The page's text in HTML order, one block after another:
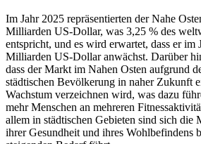
Im Jahr 2025 repräsentierten der Nahe
Milliarden US-Dollar, was 3,25 % des
entspricht, und es wird erwartet, dass er im
Milliarden US-Dollar anwächst. Darüber
dass der Markt im Nahen Osten aufgrund
städtischen Bevölkerung in naher Zukunft
Wachstum verzeichnen wird, was dazu
mehr Menschen an mehreren
allem in städtischen Gebieten sind sich die
ihrer Gesundheit und ihres Wohlbefindens